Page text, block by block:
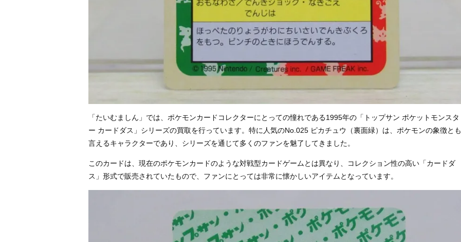
「たいむましん」では、ポケモンカードコレクターにとっての憧れである1995年の「トップサン ポケットモンスタ
ー カードダス」シリーズの買取を行っています。特に人気のNo.025 ピカチュウ（裏面緑）は、ポケモンの象徴とも
言えるキャラクターであり、シリーズを通じて多くのファンを魅了してきました。
このカードは、現在のポケモンカードのような対戦型カードゲームとは異なり、コレクション性の高い「カードダ
ス」形式で販売されていたもので、ファンにとっては非常に懐かしいアイテムとなっています。